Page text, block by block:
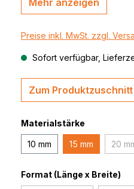
Preise inkl. MwSt. zzgl.
Sofort verfügbar,
Zum Produktzuschnitt
Materialstärke
10 mm 15 mm 20
Format (Länge x Breite)